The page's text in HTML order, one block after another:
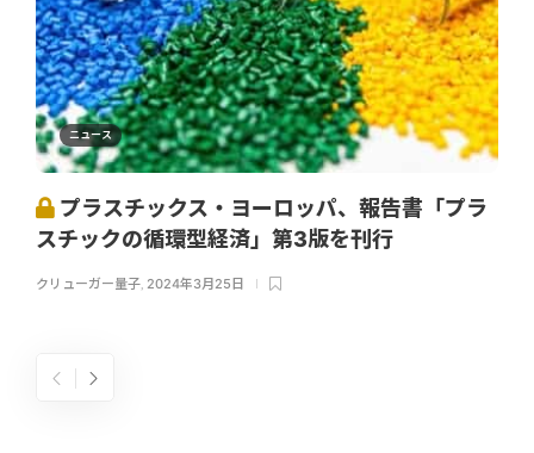
ニュース
プラスチックス・ヨーロッパ、報告書「プラ
スチックの循環型経済」第3版を刊行
クリューガー量子, 2024年3月25日